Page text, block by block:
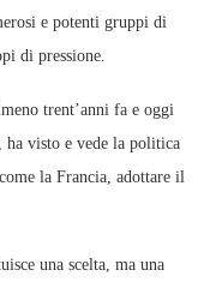
e potenti gruppi di
di pressione.
trent’anni fa e oggi
visto e vede la politica
la Francia, adottare il
una scelta, ma una